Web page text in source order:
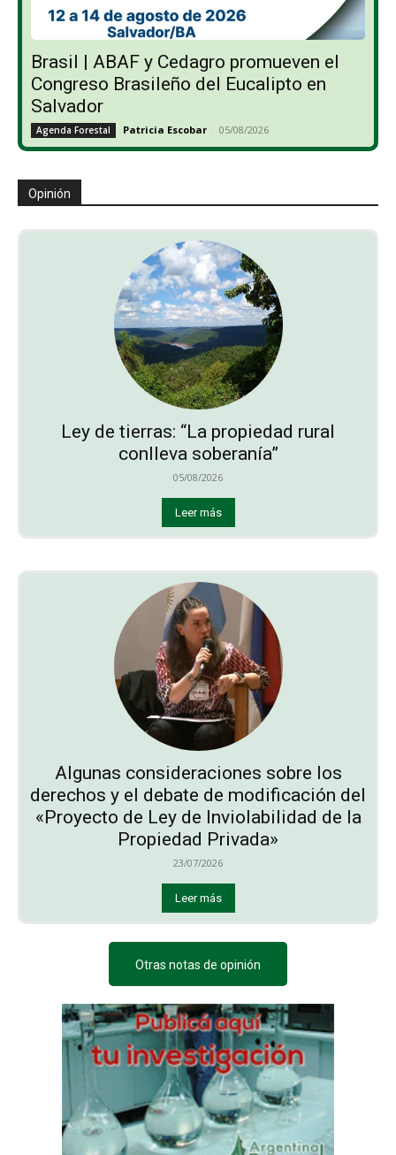
Brasil | ABAF y Cedagro promueven el
Congreso Brasileño del Eucalipto en
Salvador
Agenda Forestal Patricia Escobar - 05/08/2026
Opinión
Ley de tierras: “La propiedad rural
conlleva soberanía”
05/08/2026
Leer más
Algunas consideraciones sobre los
derechos y el debate de modificación del
«Proyecto de Ley de Inviolabilidad de la
Propiedad Privada»
23/07/2026
Leer más
Otras notas de opinión